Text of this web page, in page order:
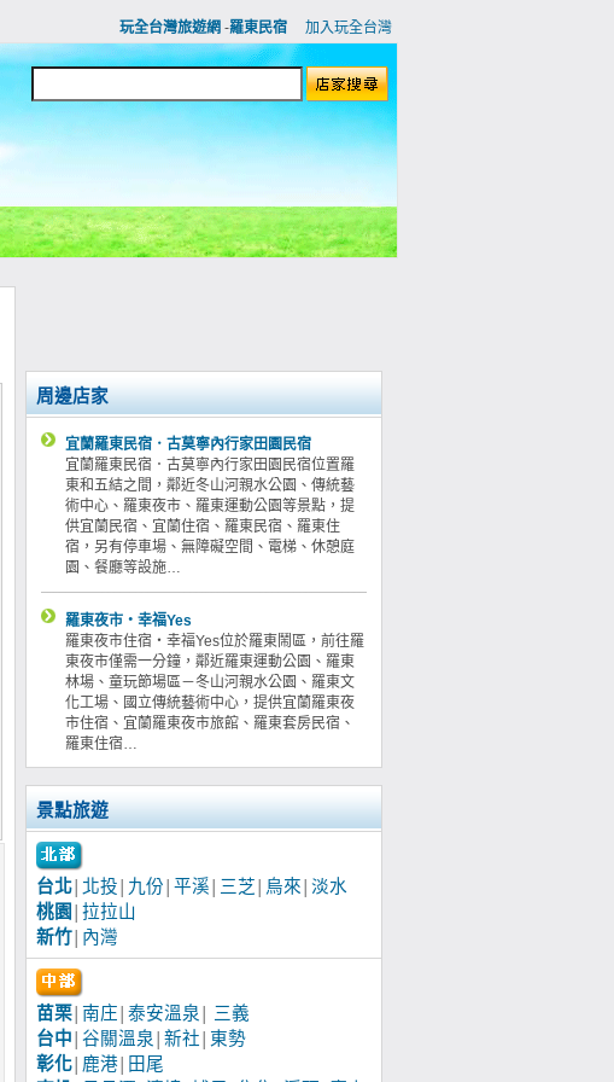
玩全台灣旅遊網 -羅東民宿 加入玩全台灣
周邊店家
宜蘭羅東民宿．古莫寧內行家田園民宿
宜蘭羅東民宿．古莫寧內行家田園民宿位置羅
東和五結之間，鄰近冬山河親水公園、傳統藝
術中心、羅東夜市、羅東運動公園等景點，提
供宜蘭民宿、宜蘭住宿、羅東民宿、羅東住
宿，另有停車場、無障礙空間、電梯、休憩庭
園、餐廳等設施…
羅東夜市‧幸福Yes
羅東夜市住宿‧幸福Yes位於羅東鬧區，前往羅
東夜市僅需一分鐘，鄰近羅東運動公園、羅東
林場、童玩節場區－冬山河親水公園、羅東文
化工場、國立傳統藝術中心，提供宜蘭羅東夜
市住宿、宜蘭羅東夜市旅館、羅東套房民宿、
羅東住宿…
景點旅遊
台北│ 北投 九份 平溪 三芝 烏來 淡水
桃園
拉拉山
新竹 內灣
苗栗│ 南庄 泰安溫泉
三義
台中 谷關溫泉 新社
東勢
彰化│ 鹿港│
田尾